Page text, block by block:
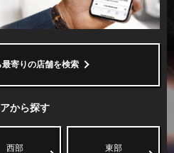
寄りの店舗を検索
から探す
西部
東部